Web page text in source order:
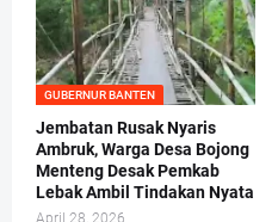
GUBERNUR BANTEN
Jembatan Rusak Nyaris
Ambruk, Warga Desa Bojong
Menteng Desak Pemkab
Lebak Ambil Tindakan Nyata